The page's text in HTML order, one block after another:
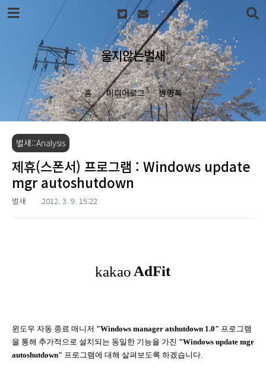
본문 바로가기
울지않는벌새
홈 미디어로그 방명록
벌새::Analysis
제휴(스폰서) 프로그램 : Windows update
mgr autoshutdown
벌새 2012. 3. 9. 15:22
윈도우 자동 종료 매니저 "Windows manager atshutdown 1.0" 프로그램
을 통해 추가적으로 설치되는 동일한 기능을 가진 "Windows update mgr
autoshutdown" 프로그램에 대해 살펴보도록 하겠습니다.